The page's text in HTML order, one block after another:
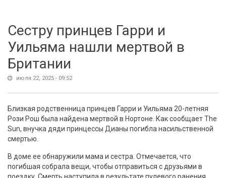
Сестру принцев Гарри и
Уильяма нашли мертвой в
Британии
июля 22, 2025 - 09:52
Близкая родственница принцев Гарри и Уильяма 20-летняя
Рози Рош была найдена мертвой в Нортоне. Как сообщает The
Sun, внучка дяди принцессы Дианы погибла насильственной
смертью.
В доме ее обнаружили мама и сестра. Отмечается, что
погибшая собрала вещи, чтобы отправиться с друзьями в